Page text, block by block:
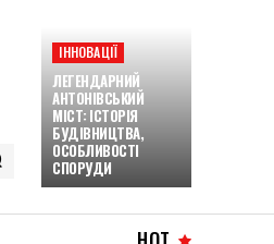
ІННОВАЦІЇ
ЛЕГЕНДАРНИЙ
АНТОНІВСЬКИЙ
МІСТ: ІСТОРІЯ
БУДІВНИЦТВА,
ОСОБЛИВОСТІ
СПОРУДИ